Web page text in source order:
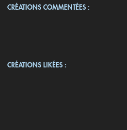
CRÉATIONS COMMENTÉES :
CRÉATIONS LIKÉES :